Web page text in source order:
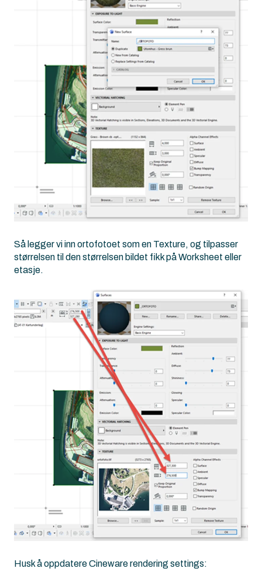
Så legger vi inn ortofotoet som en Texture, og tilpasser
størrelsen til den størrelsen bildet fikk på Worksheet eller
etasje.
Husk å oppdatere Cineware rendering settings: